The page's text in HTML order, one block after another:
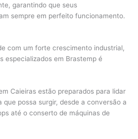
garantindo que seus
sempre em perfeito funcionamento.
com um forte crescimento industrial,
especializados em Brastemp é
Caieiras estão preparados para lidar
que possa surgir, desde a conversão a
até o conserto de máquinas de